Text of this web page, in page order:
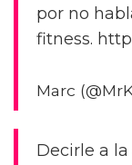
por no
fitness.
Marc
Decirle a